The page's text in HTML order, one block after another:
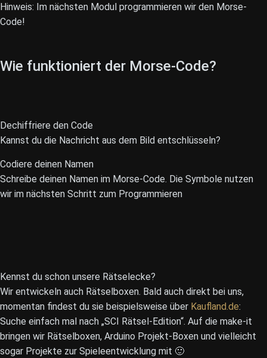
Hinweis: Im nächsten Modul programmieren wir den Morse-
Code!
Wie funktioniert der Morse-Code?
Dechiffriere den Code
Kannst du die Nachricht aus dem Bild entschlüsseln?
Codiere deinen Namen
Schreibe deinen Namen im Morse-Code. Die Symbole nutzen
wir im nächsten Schritt zum Programmieren
Kennst du schon unsere Rätselecke?
Wir entwickeln auch Rätselboxen. Bald auch direkt bei uns,
momentan findest du sie beispielsweise über Kaufland.de:
Suche einfach mal nach „SCI Rätsel-Edition“. Auf die make-it
bringen wir Rätselboxen, Arduino Projekt-Boxen und vielleicht
sogar Projekte zur Spieleentwicklung mit 🙂